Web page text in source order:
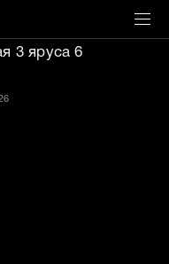
3 яруса 6